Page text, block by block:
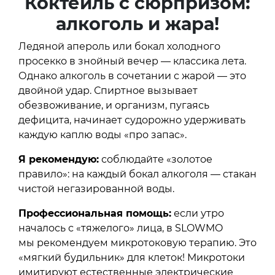
алкоголь и жара!
Ледяной апероль или бокал холодного
просекко в знойный вечер — классика лета.
Однако алкоголь в сочетании с жарой — это
двойной удар. Спиртное вызывает
обезвоживание, и организм, пугаясь
дефицита, начинает судорожно удерживать
каждую каплю воды «про запас».
Я рекомендую: соблюдайте «золотое
правило»: на каждый бокал алкоголя — стакан
чистой негазированной воды.
Профессиональная помощь: если утро
началось с «тяжелого» лица, в SLOWMO
мы рекомендуем микротоковую терапию. Это
«мягкий будильник» для клеток! Микротоки
имитируют естественные электрические